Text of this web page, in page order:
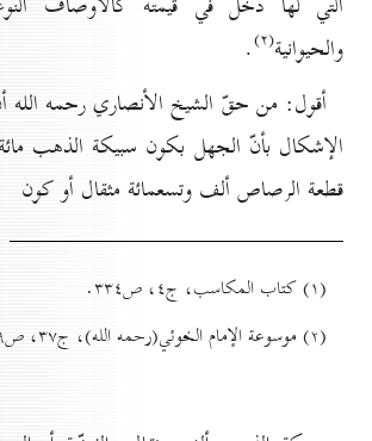
والحيوانية(۲) .
أقول: من حقّ الشيخ الأنصاري رحمه
الإشكال بأنّ الجهل بكون سبيكة الذهب
قطعة الرصاص ألف وتسعمائة مثقال أو كون
(۱) کتاب المكاسب، ج٤، ص۳۳٤.
(۲) موسوعة الإمام الخوئي(رحمه الله)، ج۳۷، ص٤۸۹ _ ٤۹٠.